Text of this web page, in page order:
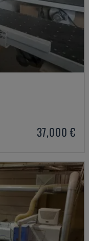
37,000 €